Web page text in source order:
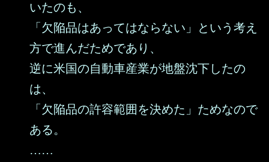
いたのも、
「欠陥品はあってはならない」という考え
方で進んだためであり、
逆に米国の自動車産業が地盤沈下したの
は、
「欠陥品の許容範囲を決めた」ためなので
ある。
……